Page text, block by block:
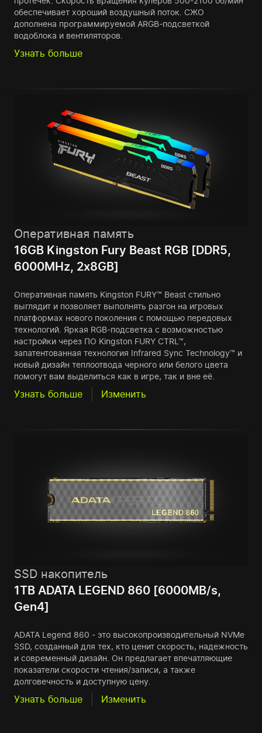
обеспечивает хороший воздушный поток. СЖО
дополнена программируемой ARGB-подсветкой
водоблока и вентиляторов.
Узнать больше
Оперативная память
16GB Kingston Fury Beast RGB [DDR5,
6000MHz, 2x8GB]
Оперативная память Kingston FURY™ Beast стильно
выглядит и позволяет выполнять разгон на игровых
платформах нового поколения с помощью передовых
технологий. Яркая RGB-подсветка с возможностью
настройки через ПО Kingston FURY CTRL™,
запатентованная технология Infrared Sync Technology™ и
новый дизайн теплоотвода черного или белого цвета
помогут вам выделиться как в игре, так и вне её.
Узнать больше Изменить
SSD накопитель
1TB ADATA LEGEND 860 [6000MB/s,
Gen4]
ADATA Legend 860 - это высокопроизводительный NVMe
SSD, созданный для тех, кто ценит скорость, надежность
и современный дизайн. Он предлагает впечатляющие
показатели скорости чтения/записи, а также
долговечность и доступную цену.
Узнать больше Изменить